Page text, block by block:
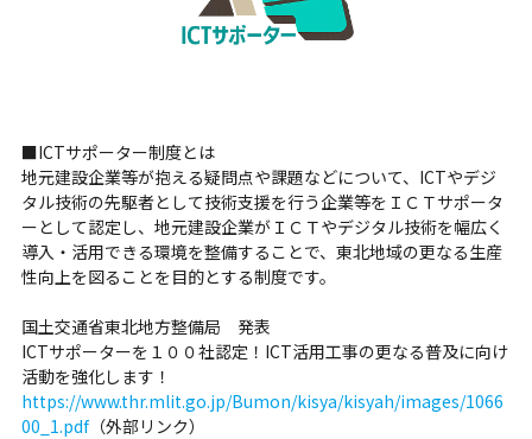
■ICTサポーター制度とは
地元建設企業等が抱える疑問点や課題などについて、ICTやデジ
タル技術の先駆者として技術支援を行う企業等をＩＣＴサポータ
ーとして認定し、地元建設企業がＩＣＴやデジタル技術を幅広く
導入・活用できる環境を整備することで、東北地域の更なる生産
性向上を図ることを目的とする制度です。
国土交通省東北地方整備局 発表
ICTサポーターを１００社認定！ICT活用工事の更なる普及に向け
活動を強化します！
https://www.thr.mlit.go.jp/Bumon/kisya/kisyah/images/1066
00_1.pdf（外部リンク）